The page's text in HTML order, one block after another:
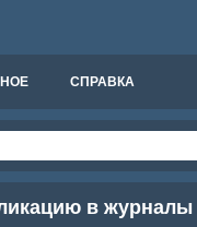
СПРАВКА
в журналы